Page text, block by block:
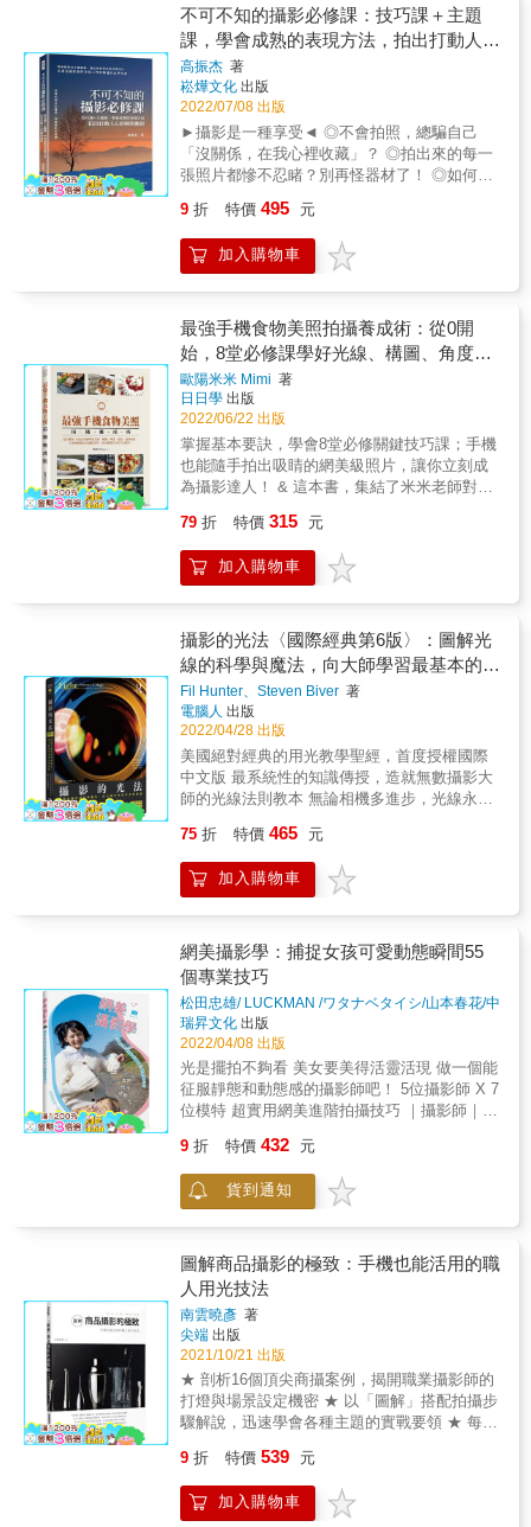
利時魯汶大學哲學系教授，著名現象學家）
「即使攝相機試圖抓住主體，但它給人的印像
是不可動搖的，彷彿它可以逃脫或已經逃脫了
快門的控制。所以可以說，這一切的樞紐，同
樣是一扇無形的玻璃窗，既能揭開主體，又能
在揭開之前保護主體。這就是一切開始和一切
將結束的邊界線，這就是照相機的眼睛的可見
不可見的雙重性及其對主體的超越-攝相的邊
把它作為一個真實的對象。」
Sepp，捷克布拉格查理大學哲學系教授） 「全
書以現象學為體的辯証思考攝影，恰恰填補華
人攝影界長期需要的哲思建構基礎。」
&mdash;&mdash;阮慶岳（小說家、建築師、
評論家） &
特的銀鹽化學反應，無法立即回看的不確定性
與驚喜，讓許多數位時代的攝影人，願意回頭
擁抱這項慢技藝／記憶。 & 來自英國的百萬
Youtuber王啟文（Kai Wong），將他對「類
比」（analog）的熱情都分享在這本書裡，列
出一百個底片攝影訣竅，希望幫助想要使用底
片攝影的朋友，或是讓你對底片從一時好奇變
成深深著迷。 & 「哈囉！我是Kai Wong，就是
那個喜歡相機、更愛攝影，來自英倫的
Youtuber。對底片感到好奇嗎？不知道該怎麼
這本《老派攝影》中歸納出一些實用小祕訣與
大家分享。想要用底片拍出絕讚啵兒棒得照
片，這本書就是為。你。而。寫！」 & 「這並
你瞭解如何使用你的相機，接著帶你思考如何
發揮創意拍下美好照片。學習攝影不應該拘謹
又死腦筋，而是說走就走，說拍就拍，好好地
不可不知的攝影必修課：技巧課＋主題
課，學會成熟的表現方法，拍出打動人心
的瞬間藝術
高振杰 著
崧燁文化 出版
2022/07/08 出版
►攝影是一種享受◄ ◎不會拍照，總騙自己
「沒關係，在我心裡收藏」？ ◎拍出來的每一
張照片都慘不忍睹？別再怪器材了！ ◎如何才
過實例的主題講解，藉此吸收和加深所學技巧
★本書是攝影愛好者從入門到精通的自學用書
★ &bull;培養拍攝者的審美，揭露攝影的祕密
是因為攝影師使用了出色的技巧或者是昂貴的
攝影器材，更關鍵的是，攝影師賦予了作品獨
特的視角形象和特質，那來自於高超的觀察本
領。 ▎慢門──捕捉驚鴻一瞥，留下永恆瞬間
慢門可以說是具有一種魔術師的潛質，它可以
讓流水變成「綢緞」，可以將浮雲變成「流
雲」；可以讓車燈繪製線條，可以讓人群隱
遁；它可以改變畫面中景物的形態和屬性，可
以讓它們虛化乃至消失。 ▎極簡主義──攝影名
言「保持簡單」 當我們在畫面中尋求簡單之構
取捨，以「少即是多」的理念對景物做減法，
使主體從背景中跳脫出來，並對有限的內容進
行精巧的構圖，使畫面呈現簡單之意境。 【接
覺魅力 水沒有固定的形態，且表面反光，其形
態和色彩較容易受環境的影響。在很多時候，
水的這一敏感、多變的特性能夠為攝影帶來更
豐富的表達可能性。 ▎古色古香──悠久的歷史
文化，傳統的審美形態 在我們的拍攝意識中，
在我們尋找拍攝對象、經營畫面內容、營造畫
面意境之時，會有意或無意地嘗試去尋求富有
傳統美感和意蘊的畫面效果。 ▎清涼假日──慵
帶來的情緒變化具有強烈而直接的感染力，而
夏日之下攝影師重要的拍攝題材。 本書特色 本
書內容包括技巧課和主題課兩個學習單元，每
一課都配有生動的案例圖片，以及圖片的拍攝
講解、點評分析等鮮活內容。技巧課能幫助讀
者準確、迅速地進行攝影學習，主題課則透過
讀者熟悉的生活主題來增加學習的實踐性，加
深讀者對攝影技術的理解和運用，達到舉一反
9 折 特價 495 元
加入購物車
最強手機食物美照拍攝養成術：從0開
始，8堂必修課學好光線、構圖、角度、
造型、道具搭配，你也能輕鬆成為攝影高
手，拍出專屬自己的作品風格！
歐陽米米 Mimi 著
日日學 出版
2022/06/22 出版
掌握基本要訣，學會8堂必修關鍵技巧課；手機
也能隨手拍出吸睛的網美級照片，讓你立刻成
為攝影達人！ & 這本書，集結了米米老師對各
專業知識，加上作者長久對於美學的涉獵與培
養，將其重點精華融合，為手機拍攝整理出八
個必修單元，且附有實例照片輔佐說明，將手
機廠牌，還可延伸至相機的拍攝概念。從基礎
入門、概念、技巧到獨家拍攝懶人包，絕對超
級實用！ & 「食物」永遠是最貼近我們生活的
一個重要元素，也永遠是最受到群眾矚目的討
論話題之一。 & 你，喜歡用手機拍下當前令人
垂涎的食物照嗎？不論是剛入門的手機拍照新
手、想讓照片提升質感的攝影愛好者、需要快
速拍出好看食物照的相關工作者，一張好看或
極具創意的食物佳作，不僅能讓你的飲食記錄
更加完美留存，也能讓你在社群平台上的大眾
商業契機。 & 現在，就拿起手機，翻開這本
書，跟著米米老師從美學培養、光線、構圖、
角度、造型設計、道具運用，以及用照片說故
樂趣吧。 & 本書特色 & ★強調食物知識與手機
拍照重要關聯性的第一本書。 ★獨家觀點剖析
被疏忽的手機拍照技巧。 ★搶救攝影小白！手
把手教會你何時按下快門鍵。 ★最節省、超實
用的食物美照拍攝養成術。 ★實際案例說明，
秒解拍照盲點及關鍵思維。 ★掌握基本要訣，
一拍就上手！讓具個人特色的美食照片打動人
心。
79 折 特價 315 元
加入購物車
攝影的光法〈國際經典第6版〉：圖解光
線的科學與魔法，向大師學習最基本的極
致
Fil Hunter、Steven Biver 著
電腦人 出版
2022/04/28 出版
美國絕對經典的用光教學聖經，首度授權國際
中文版 最系統性的知識傳授，造就無數攝影大
師的光線法則教本 無論相機多進步，光線永遠
致，就是無比的專業 & ●&& 跟隨攝影大師理解
光線存在的合理性，解開攝影用光的難題，打
造商業攝影的基石。 & ●&& 詳細地步驟解說。
性質的表面、金屬體、玻璃製品、液體、後製
處理、人像攝影等用光控制實作，為你打好基
礎。 & 想要擁有一個專屬的商業攝影棚，卻毫
無頭緒？本書為你解說攝影棚必備設備清單，
讓你規劃攝影工作室能更得心應手！ Amazon
五星長銷經典書籍。攝影是用光的藝術，即便
打光的方式及技巧一直在改變，光的性質原理
掌握住，便能以不變應萬變。 【本書適合】 從
基礎到進階攝影教學用書 人像攝影師及商業攝
影師
75 折 特價 465 元
加入購物車
網美攝影學：捕捉女孩可愛動態瞬間55
個專業技巧
松田忠雄/ LUCKMAN /ワタナベタイシ/山本春花/中
西祐介著
瑞昇文化 出版
2022/04/08 出版
光是擺拍不夠看 美女要美得活靈活現 做一個能
征服靜態和動態感的攝影師吧！ 5位攝影師 X 7
位模特 超實用網美進階拍攝技巧 ｜攝影師｜
本春花／中西祐介 X ｜模特兒｜ 高橋春織／岡
田香菜／木戸怜緒奈／武内おと／さいとうな
り／ひらく／森田紗英 ★可愛的是女孩，還是
&mdash;&mdash; 那麼除了被攝體本身的優勢
之外， 你還要懂得如何構圖， 什麼樣的動作可
以增加畫面感， 怎麼創造故事情境， 動靜都很
棒， 要讓女孩的可愛， 透過你的鏡頭發揮一百
倍效果！ ★攝影的三個重點 ①緩和被攝者的鏡
實並非日常行為，因此總會有些僵硬。使用
「動作」這種表現手法，能夠緩和模特兒對於
相機存在的感受，因此能夠帶出她們較為自然
的表情及動作。 ②讓畫面產生驚艷 照片能夠補
作主題，就能夠拍攝到令人驚豔的瞬間。 ③讓
偶然幫助自己 一邊挪動身體一邊攝影，必然會
9 折 特價 432 元
貨到通知
圖解商品攝影的極致：手機也能活用的職
人用光技法
南雲曉彥 著
尖端 出版
2021/10/21 出版
★ 剖析16個頂尖商攝案例，揭開職業攝影師的
打燈與場景設定機密 ★ 以「圖解」搭配拍攝步
驟解說，迅速學會各種主題的實戰要領 ★ 每個
的細節 ★ 特別示範「移軸鏡頭」在商攝範疇的
活用術與其特殊的景深效果 ★ 用手機拍也能受
用的扎實觀念與技巧，一本就搞定！ 【看過本
9 折 特價 539 元
加入購物車